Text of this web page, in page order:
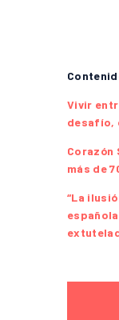
Vivir
desafío,
Corazón
más de
“La